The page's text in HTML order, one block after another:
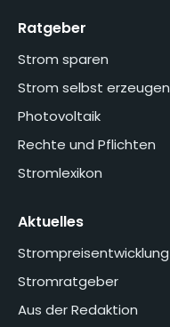
Ratgeber
Strom sparen
Strom selbst erzeugen
Photovoltaik
Rechte und Pflichten
Stromlexikon
Aktuelles
Strompreisentwicklung
Stromratgeber
Aus der Redaktion